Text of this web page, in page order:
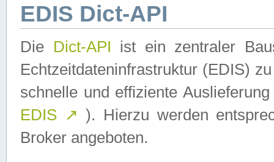
EDIS Dict-API
Die Dict-API ist ein zentraler
Echtzeitdateninfrastruktur (EDIS)
schnelle und effiziente
EDIS ↗ ). Hierzu werden
Broker angeboten.